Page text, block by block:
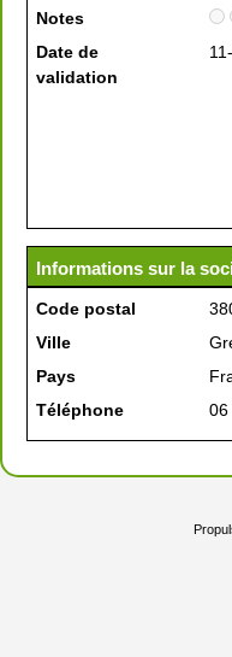
Notes
Date de
validation
Informations sur la
Code postal
Ville
Pays
Téléphone
06